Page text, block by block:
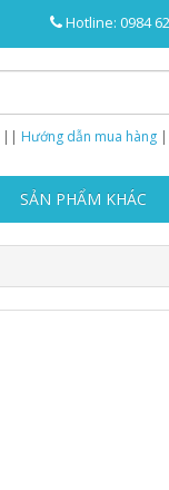
Hotline: 0984
|| Hướng dẫn mua hàng
SẢN PHẨM KHÁC